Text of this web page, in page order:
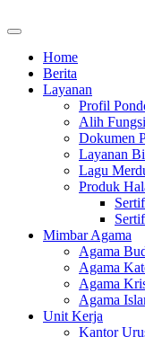
Home
Berita
Layanan
Profil
Alih
Dokumen
Layanan
Lagu
Produk
Mimbar Agama
Agama
Agama
Agama
Agama
Unit Kerja
Kantor